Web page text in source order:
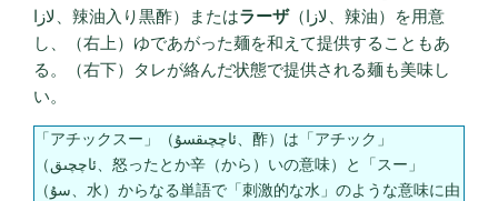
لازا、辣油入り黒酢）またはラーザ（لازا、辣油）を用意
し、（右上）ゆであがった麺を和えて提供することもあ
る。（右下）タレが絡んだ状態で提供される麺も美味し
い。
「アチックスー」（ئاچچىقسۇ、酢）は「アチック」
（ئاچچىق、怒ったとか辛（から）いの意味）と「スー」
（سۇ、水）からなる単語で「刺激的な水」のような意味に由